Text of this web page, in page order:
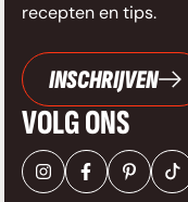
recepten en tips.
INSCHRIJVEN
VOLG ONS